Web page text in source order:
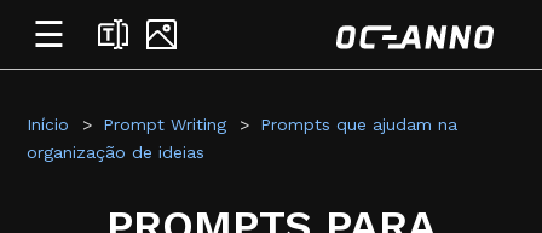
☰
Início Prompt Writing
Prompts que ajudam na
organização de ideias